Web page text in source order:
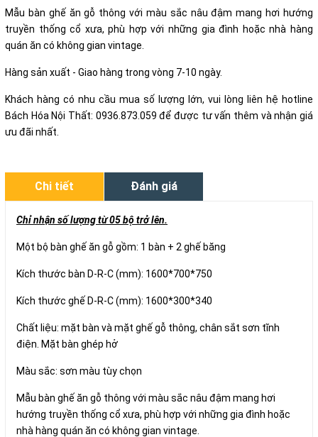
Mẫu bàn ghế ăn gỗ thông với màu sắc nâu đậm mang hơi hướng
truyền thống cổ xưa, phù hợp với những gia đình hoặc nhà hàng
quán ăn có không gian vintage.
Hàng sản xuất - Giao hàng trong vòng 7-10 ngày.
Khách hàng có nhu cầu mua số lượng lớn, vui lòng liên hệ hotline
Bách Hóa Nội Thất: 0936.873.059 để được tư vấn thêm và nhận giá
ưu đãi nhất.
Chi tiết Đánh giá
Chỉ nhận số lượng từ 05 bộ trở lên.
Một bộ bàn ghế ăn gỗ gồm: 1 bàn + 2 ghế băng
Kích thước bàn D-R-C (mm): 1600*700*750
Kích thước ghế D-R-C (mm): 1600*300*340
Chất liệu: mặt bàn và mặt ghế gỗ thông, chân sắt sơn tĩnh
điện. Mặt bàn ghép hở
Màu sắc: sơn màu tùy chọn
Mẫu bàn ghế ăn gỗ thông với màu sắc nâu đậm mang hơi
hướng truyền thống cổ xưa, phù hợp với những gia đình hoặc
nhà hàng quán ăn có không gian vintage.